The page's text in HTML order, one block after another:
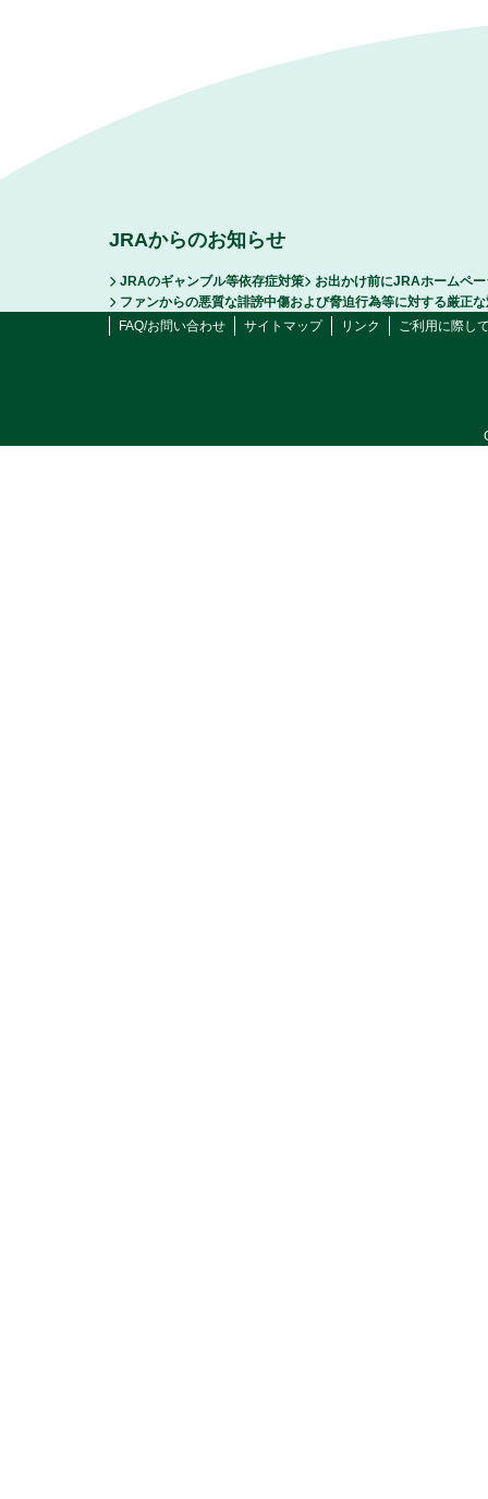
JRAからのお知らせ
JRAのギャンブル等依存症対策
お出かけ前にJRAホームペ
ファンからの悪質な誹謗中傷および脅迫行為等に対する厳正
FAQ/お問い合わせ
サイトマップ リンク ご利用に際し